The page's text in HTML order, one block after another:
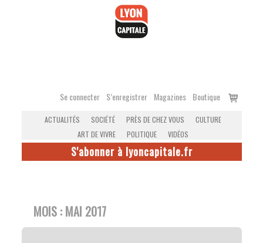
Se connecter S’enregistrer Magazines Boutique
Voir
ACTUALITÉS SOCIÉTÉ PRÈS DE CHEZ VOUS
CULTURE
ART DE VIVRE
POLITIQUE VIDÉOS
S'abonner à lyoncapitale.fr
MOIS : MAI 2017